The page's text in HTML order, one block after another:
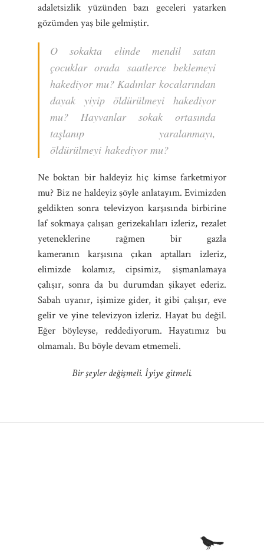
adaletsizlik yüzünden bazı geceleri yatarken
gözümden yaş bile gelmiştir.
O sokakta elinde mendil satan
çocuklar orada saatlerce beklemeyi
hakediyor mu? Kadınlar kocalarından
dayak yiyip öldürülmeyi hakediyor
mu? Hayvanlar sokak ortasında
taşlanıp yaralanmayı,
öldürülmeyi hakediyor mu?
Ne boktan bir haldeyiz hiç kimse farketmiyor
mu? Biz ne haldeyiz şöyle anlatayım. Evimizden
geldikten sonra televizyon karşısında birbirine
laf sokmaya çalışan gerizekalıları izleriz, rezalet
yeteneklerine rağmen bir gazla
kameranın karşısına çıkan aptalları izleriz,
elimizde kolamız, cipsimiz, şişmanlamaya
çalışır, sonra da bu durumdan şikayet ederiz.
Sabah uyanır, işimize gider, it gibi çalışır, eve
gelir ve yine televizyon izleriz. Hayat bu değil.
Eğer böyleyse, reddediyorum. Hayatımız bu
olmamalı. Bu böyle devam etmemeli.
Bir şeyler değişmeli. İyiye gitmeli.